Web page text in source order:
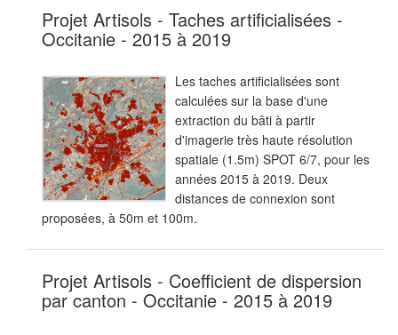
Projet Artisols - Taches artificialisées -
Occitanie - 2015 à 2019
Les taches artificialisées sont
calculées sur la base d'une
extraction du bâti à partir
d'imagerie très haute résolution
spatiale (1.5m) SPOT 6/7, pour les
années 2015 à 2019. Deux
distances de connexion sont
proposées, à 50m et 100m.
Projet Artisols - Coefficient de dispersion
par canton - Occitanie - 2015 à 2019